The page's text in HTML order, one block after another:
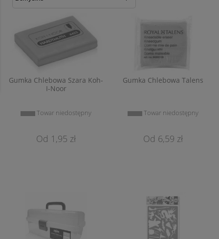
Gumka Chlebowa Szara Koh-
I-Noor
Towar niedostępny
1,95 zł
Gumka Chlebowa Talens
Towar niedostępny
6,59 zł